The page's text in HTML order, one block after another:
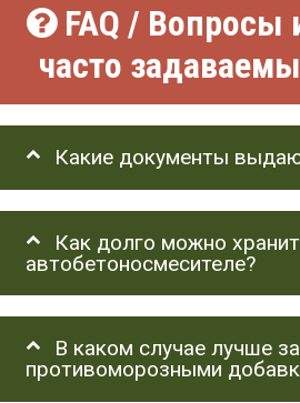
FAQ / Вопросы
часто
Какие документы
Как долго можно
автобетоносмесителе?
В каком случае лучше
противоморозными